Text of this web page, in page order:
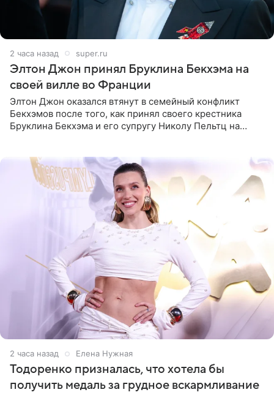
2 часа назад super.ru
Элтон Джон принял Бруклина Бекхэма на
своей вилле во Франции
Элтон Джон оказался втянут в семейный конфликт
Бекхэмов после того, как принял своего крестника
Бруклина Бекхэма и его супругу Николу Пельтц на
2 часа назад Елена Нужная
Тодоренко призналась, что хотела бы
получить медаль за грудное вскармливание